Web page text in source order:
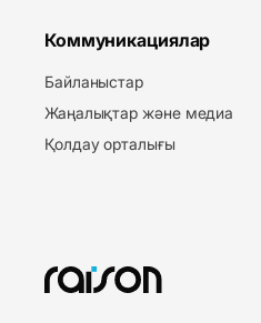
Коммуникациялар
Байланыстар
Жаңалықтар және медиа
Қолдау орталығы